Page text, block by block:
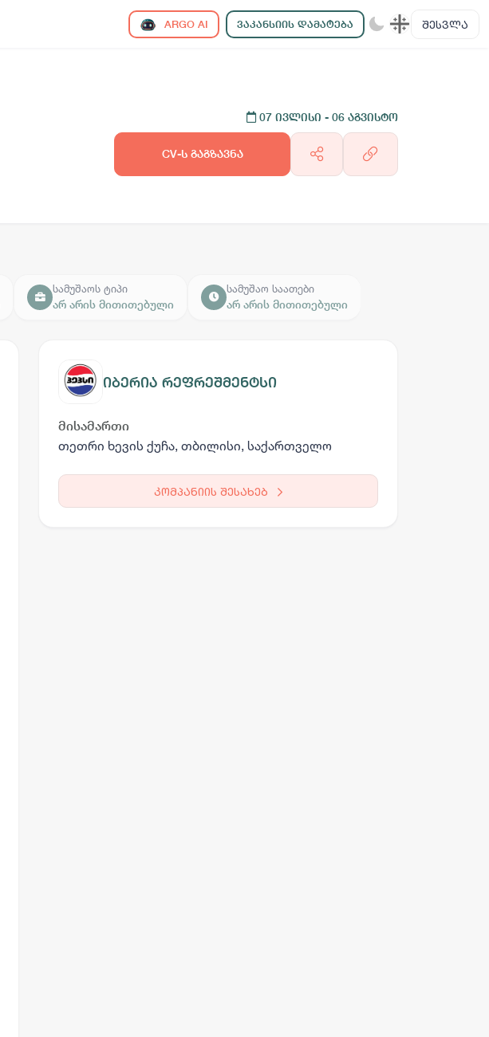
ARGO AI ᲕᲐᲙᲐᲜᲡᲘᲘᲡ ᲓᲐᲛᲐᲢᲔᲑᲐ ᲨᲔᲡᲕᲚᲐ
07 ივლისი - 06 აგვისტო
CV-ს გაგზავნა
სამუშაოს ტიპი
არ არის მითითებული
სამუშაო საათები
არ არის მითითებული
იბერია რეფრეშმენტსი
მისამართი
თეთრი ხევის ქუჩა, თბილისი, საქართველო
კომპანიის შესახებ